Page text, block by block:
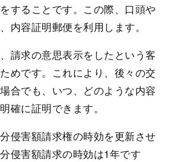
することです。この際、口頭や
内容証明郵便を利用します。
請求の意思表示をしたという客
めです。これにより、後々の交
合でも、いつ、どのような内容
確に証明できます。
侵害額請求権の時効を更新させ
侵害額請求の時効は1年です